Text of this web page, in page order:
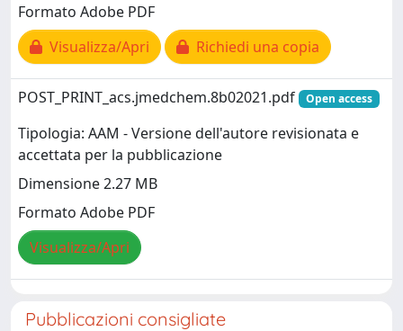
Formato Adobe PDF
Visualizza/Apri
Richiedi una copia
POST_PRINT_acs.jmedchem.8b02021.pdf Open access
Tipologia: AAM - Versione dell'autore revisionata e
accettata per la pubblicazione
Dimensione 2.27 MB
Formato Adobe PDF
Visualizza/Apri
Pubblicazioni consigliate